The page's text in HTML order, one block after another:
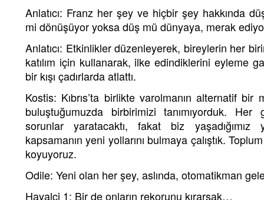
Anlatıcı: Franz her şey ve hiçbir şey hakkında
mi dönüşüyor yoksa düş mü dünyaya, merak
Anlatıcı: Etkinlikler düzenleyerek, bireylerin her
katılım için kullanarak, ilke edindiklerini eyleme
bir kışı çadırlarda atlattı.
Kostis: Kıbrıs’ta birlikte varolmanın alternatif bir
buluştuğumuzda birbirimizi tanımıyorduk.
sorunlar yaratacaktı, fakat biz yaşadığımız
kapsamanın yeni yollarını bulmaya çalıştık.
koyuyoruz.
Odile: Yeni olan her şey, aslında, otomatikman
Hayalci 1: Bir de onların rekorunu kırarsak…